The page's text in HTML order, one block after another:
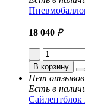
18 040 ₽
В корзину
Нет отзывов
Есть в